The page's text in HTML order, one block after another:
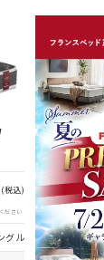
(税込)
ださい
グル